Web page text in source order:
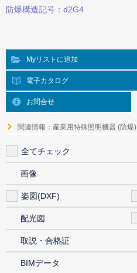
防爆構造記号：d2G4
Myリストに追加
電子カタログ
お問合せ
関連情報：産業用特殊照明機器 (防爆)
全てチェック
画像
姿図(DXF)
配光図
取説・合格証
BIMデータ